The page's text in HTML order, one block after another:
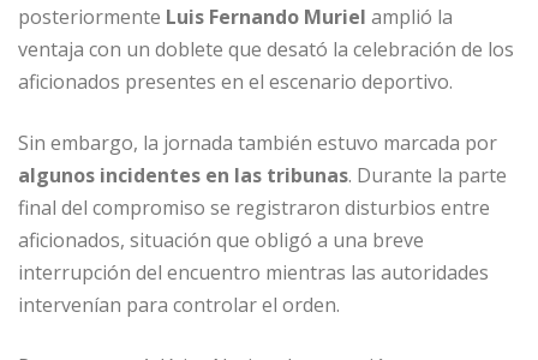
posteriormente Luis Fernando Muriel amplió la
ventaja con un doblete que desató la celebración de los
aficionados presentes en el escenario deportivo.
Sin embargo, la jornada también estuvo marcada por
algunos incidentes en las tribunas. Durante la parte
final del compromiso se registraron disturbios entre
aficionados, situación que obligó a una breve
interrupción del encuentro mientras las autoridades
intervenían para controlar el orden.